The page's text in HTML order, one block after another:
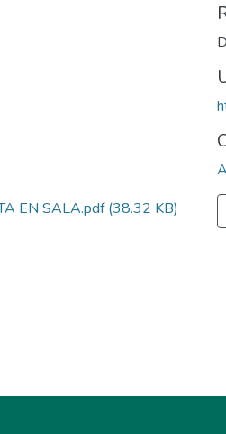
EN SALA.pdf(38.32 KB)